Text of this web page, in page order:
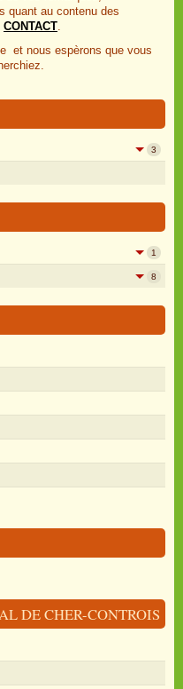
quant au contenu des
CONTACT.
et nous espèrons que vous
3
1
8
DE CHER-CONTROIS